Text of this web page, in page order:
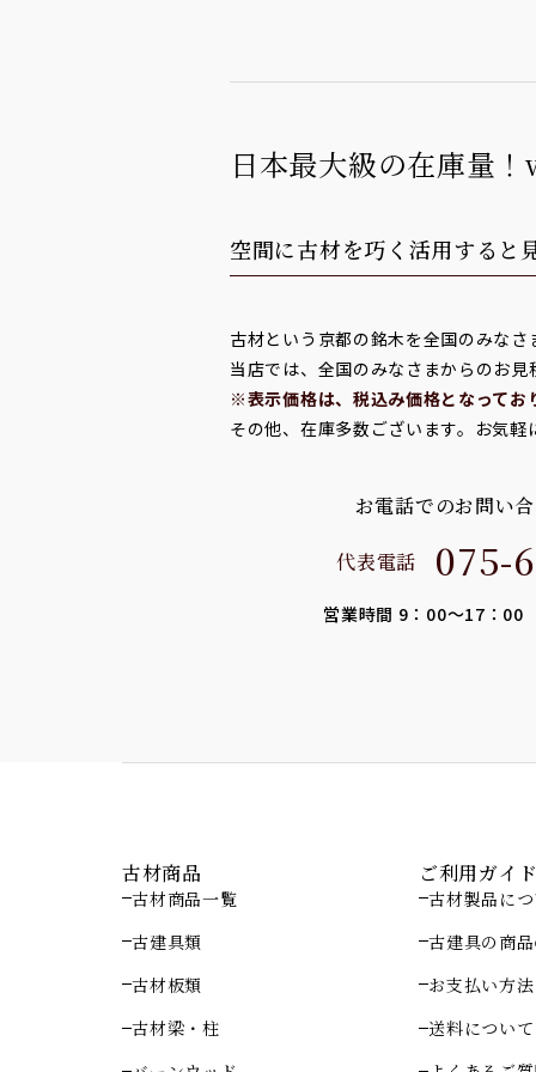
日本最大級の在庫量
空間に古材を巧く活用すると
古材という京都の銘木を全国のみな
当店では、全国のみなさまからのお
※表示価格は、税込み価格となってお
その他、在庫多数ございます。お気軽
お電話でのお問い
代表電話 075-
営業時間 9：00～17：
古材商品
古材商品一覧
古建具類
古材板類
古材梁・柱
ご利用ガイ
古材製品に
古建具の商
お支払い方
送料について